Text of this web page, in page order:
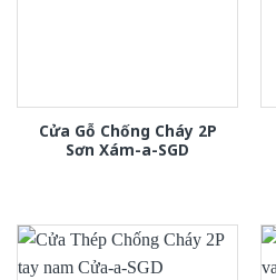
Cửa Gỗ Chống Cháy 2P
Sơn Xám-a-SGD